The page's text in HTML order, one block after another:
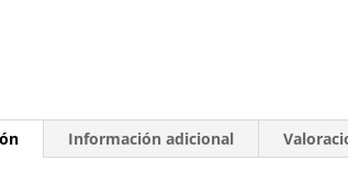
Información adicional